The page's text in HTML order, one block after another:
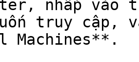
nhấp vào
truy
Machines**.